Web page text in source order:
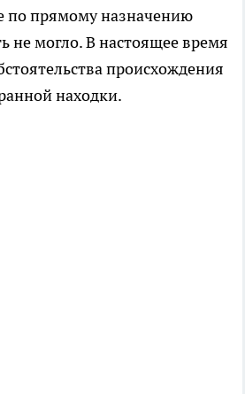
по прямому назначению
не могло. В настоящее время
происхождения
находки.